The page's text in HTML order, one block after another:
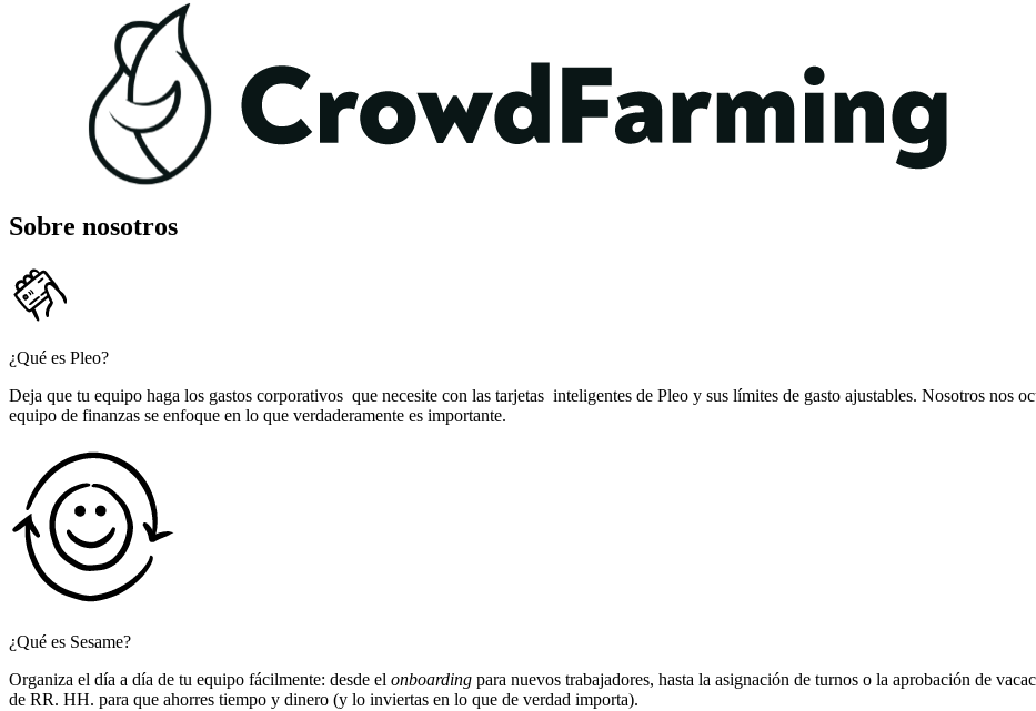
Sobre nosotros
¿Qué es Pleo?
Deja que tu equipo haga los gastos corporativos que necesite con las tarjetas inteligentes de Pleo y sus límites de gasto ajustables. Nosotros nos
equipo de finanzas se enfoque en lo que verdaderamente es importante.
¿Qué es Sesame?
Organiza el día a día de tu equipo fácilmente: desde el onboarding para nuevos trabajadores, hasta la asignación de turnos o la aprobación de
de RR. HH. para que ahorres tiempo y dinero (y lo inviertas en lo que de verdad importa).